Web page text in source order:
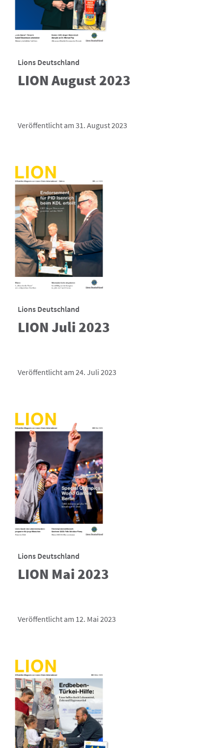
Lions Deutschland
LION August 2023
Veröffentlicht am 31. August 2023
Lions Deutschland
LION Juli 2023
Veröffentlicht am 24. Juli 2023
Lions Deutschland
LION Mai 2023
Veröffentlicht am 12. Mai 2023